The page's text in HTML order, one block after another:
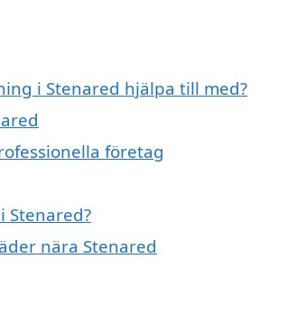
i Stenared hjälpa till med?
företag
Stenared?
nära Stenared